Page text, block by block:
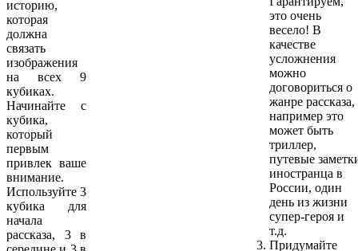
историю,
которая
должна
связать
изображения
на всех 9
кубиках.
Начинайте с
кубика,
который
первым
привлек ваше
внимание.
Используйте 3
кубика для
начала
рассказа, 3 в
это очень
весело! В
качестве
усложнения
можно
договориться о
жанре рассказа,
например это
может быть
триллер,
путевые
иностранца в
России, один
день из жизни
супер-героя и
т.д.
Придумайте